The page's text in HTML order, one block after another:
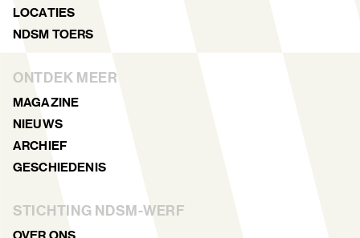
LOCATIES
NDSM TOERS
ONTDEK MEER
MAGAZINE
NIEUWS
ARCHIEF
GESCHIEDENIS
STICHTING NDSM-WERF